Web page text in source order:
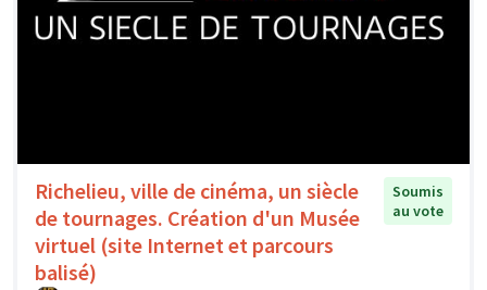
Richelieu, ville de cinéma, un siècle
de tournages. Création d'un Musée
virtuel (site Internet et parcours
balisé)
Soumis
au vote